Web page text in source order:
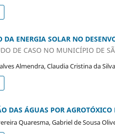
DA ENERGIA SOLAR NO
DE CASO NO MUNICÍPIO DE
Almendra, Claudia Cristina da
DAS ÁGUAS POR
Quaresma, Gabriel de Sousa